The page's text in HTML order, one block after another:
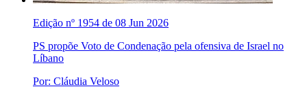
Edição nº 1954 de 08 Jun 2026
PS propõe Voto de Condenação pela ofensiva de Israel no
Líbano
Por: Cláudia Veloso